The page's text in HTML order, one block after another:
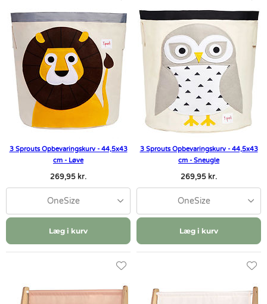
3 Sprouts Opbevaringskurv - 44,5x43
cm - Løve
269,95 kr.
OneSize
Læg i kurv
3 Sprouts Opbevaringskurv - 44,5x43
cm - Sneugle
269,95 kr.
OneSize
Læg i kurv